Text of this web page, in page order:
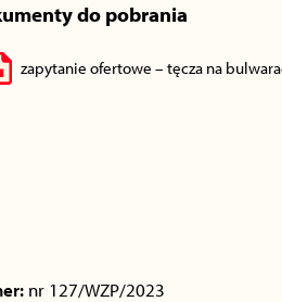
do pobrania
zapytanie ofertowe – tęcza na
nr 127/WZP/2023